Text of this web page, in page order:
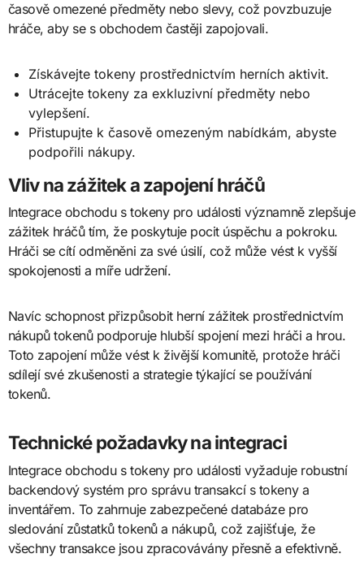
časově omezené předměty nebo slevy, což povzbuzuje
hráče, aby se s obchodem častěji zapojovali.
Získávejte tokeny prostřednictvím herních aktivit.
Utrácejte tokeny za exkluzivní předměty nebo
vylepšení.
Přistupujte k časově omezeným nabídkám, abyste
podpořili nákupy.
Vliv na zážitek a zapojení hráčů
Integrace obchodu s tokeny pro události významně zlepšuje
zážitek hráčů tím, že poskytuje pocit úspěchu a pokroku.
Hráči se cítí odměněni za své úsilí, což může vést k vyšší
spokojenosti a míře udržení.
Navíc schopnost přizpůsobit herní zážitek prostřednictvím
nákupů tokenů podporuje hlubší spojení mezi hráči a hrou.
Toto zapojení může vést k živější komunitě, protože hráči
sdílejí své zkušenosti a strategie týkající se používání
tokenů.
Technické požadavky na integraci
Integrace obchodu s tokeny pro události vyžaduje robustní
backendový systém pro správu transakcí s tokeny a
inventářem. To zahrnuje zabezpečené databáze pro
sledování zůstatků tokenů a nákupů, což zajišťuje, že
všechny transakce jsou zpracovávány přesně a efektivně.